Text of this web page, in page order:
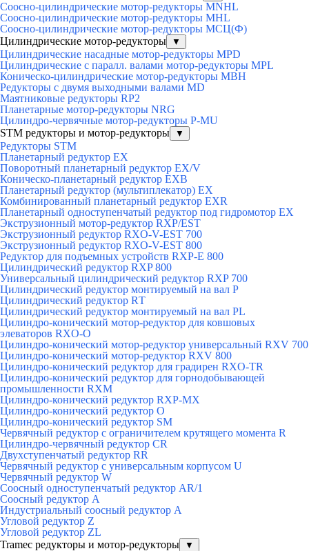
Соосно-цилиндрические мотор-редукторы MNHL
Соосно-цилиндрические мотор-редукторы MHL
Соосно-цилиндрические мотор-редукторы МСЦ(Ф)
Цилиндрические мотор-редукторы
▼
Цилиндрические насадные мотор-редукторы MPD
Цилиндрические с паралл. валами мотор-редукторы MPL
Коническо-цилиндрические мотор-редукторы MBH
Редукторы с двумя выходными валами MD
Маятниковые редукторы RP2
Планетарные мотор-редукторы NRG
Цилиндро-червячные мотор-редукторы P-MU
STM редукторы и мотор-редукторы
▼
Редукторы STM
Планетарный редуктор ЕХ
Поворотный планетарный редуктор EX/V
Коническо-планетарный редуктор ЕХВ
Планетарный редуктор (мультиплекатор) ЕХ
Комбинированный планетарный редуктор ЕХR
Планетарный одноступенчатый редуктор под гидромотор ЕХ
Экструзионный мотор-редуктор RXP/EST
Экструзионный редуктор RXO-V-EST 700
Экструзионный редуктор RXO-V-EST 800
Редуктор для подъемных устройств RXP-E 800
Цилиндрический редуктор RXP 800
Универсальный цилиндрический редуктор RXP 700
Цилиндрический редуктор монтируемый на вал Р
Цилиндрический редуктор RТ
Цилиндрический редуктор монтируемый на вал РL
Цилиндро-конический мотор-редуктор для ковшовых
элеваторов RXO-O
Цилиндро-конический мотор-редуктор универсальный RXV 700
Цилиндро-конический мотор-редуктор RXV 800
Цилиндро-конический редуктор для градирен RXO-TR
Цилиндро-конический редуктор для горнодобывающей
промышленности RXМ
Цилиндро-конический редуктор RXP-MX
Цилиндро-конический редуктор О
Цилиндро-конический редуктор SM
Червячный редуктор с ограничителем крутящего момента R
Цилиндро-червячный редуктор СR
Двухступенчатый редуктор RR
Червячный редуктор с универсальным корпусом U
Червячный редуктор W
Соосный одноступенчатый редуктор AR/1
Соосный редуктор А
Индустриальный соосный редуктор А
Угловой редуктор Z
Угловой редуктор ZL
Tramec редукторы и мотор-редукторы
▼